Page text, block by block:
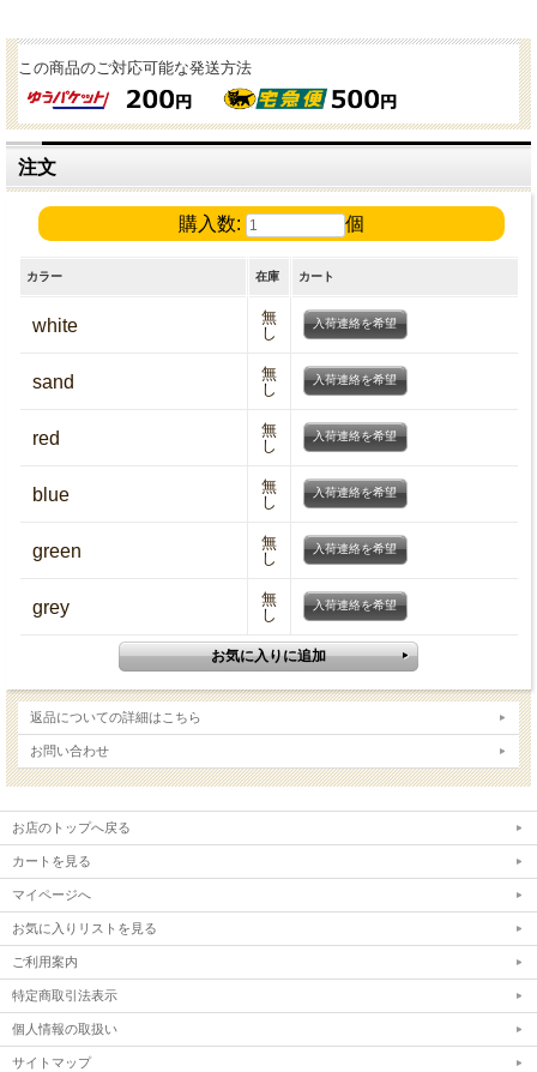
この商品のご対応可能な発送方法
注文
購入数: 個
カラー 在庫 カート
white
無
し
入荷連絡を希望
sand
無
し
入荷連絡を希望
red
無
し
入荷連絡を希望
blue
無
し
入荷連絡を希望
green
無
し
入荷連絡を希望
grey
無
し
入荷連絡を希望
返品についての詳細はこちら
お問い合わせ
お店のトップへ戻る
カートを見る
マイページへ
お気に入りリストを見る
ご利用案内
特定商取引法表示
個人情報の取扱い
サイトマップ